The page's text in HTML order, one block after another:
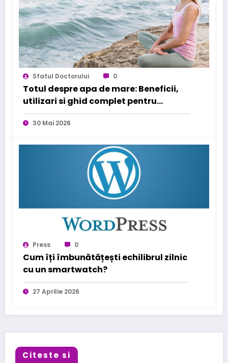
Sfatul Doctorului 0
Totul despre apa de mare: Beneficii,
utilizari si ghid complet pentru
sanatatea familiei tale
30 Mai 2026
Press 0
Cum îți îmbunătățești echilibrul zilnic
cu un smartwatch?
27 Aprilie 2026
Citeste si